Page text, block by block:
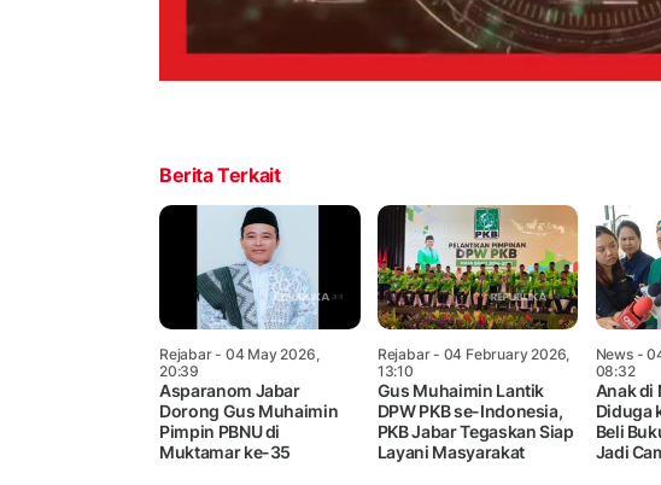
Berita Terkait
Rejabar- 04 May 2026,
20:39
Asparanom Jabar
Dorong Gus Muhaimin
Pimpin PBNU di
Muktamar ke-35
Rejabar- 04 February 2026,
13:10
Gus Muhaimin Lantik
DPW PKB se-Indonesia,
PKB Jabar Tegaskan Siap
Layani Masyarakat
News-
08:32
Anak di
Diduga
Beli
Jadi